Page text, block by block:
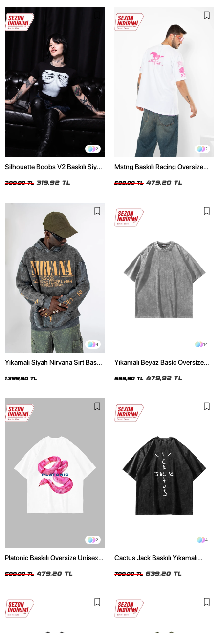
2
Silhouette Boobs V2 Baskılı Siyah
399,90 TL 319,92 TL
2
Mstng Baskılı Racing Oversize
599,00 TL 479,20 TL
4
Yıkamalı Siyah Nirvana Sırt Baskılı
1.399,90 TL
14
Yıkamalı Beyaz Basic Oversize
599,90 TL 479,92 TL
2
Platonic Baskılı Oversize Unisex
599,00 TL 479,20 TL
4
Cactus Jack Baskılı Yıkamalı
799,00 TL 639,20 TL